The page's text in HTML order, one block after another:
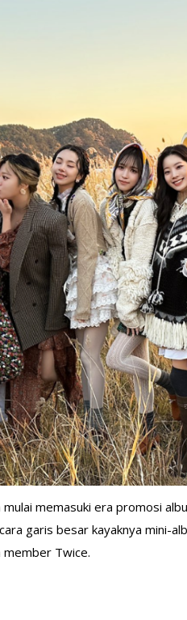
mulai memasuki era promosi
garis besar kayaknya mini-
member Twice.